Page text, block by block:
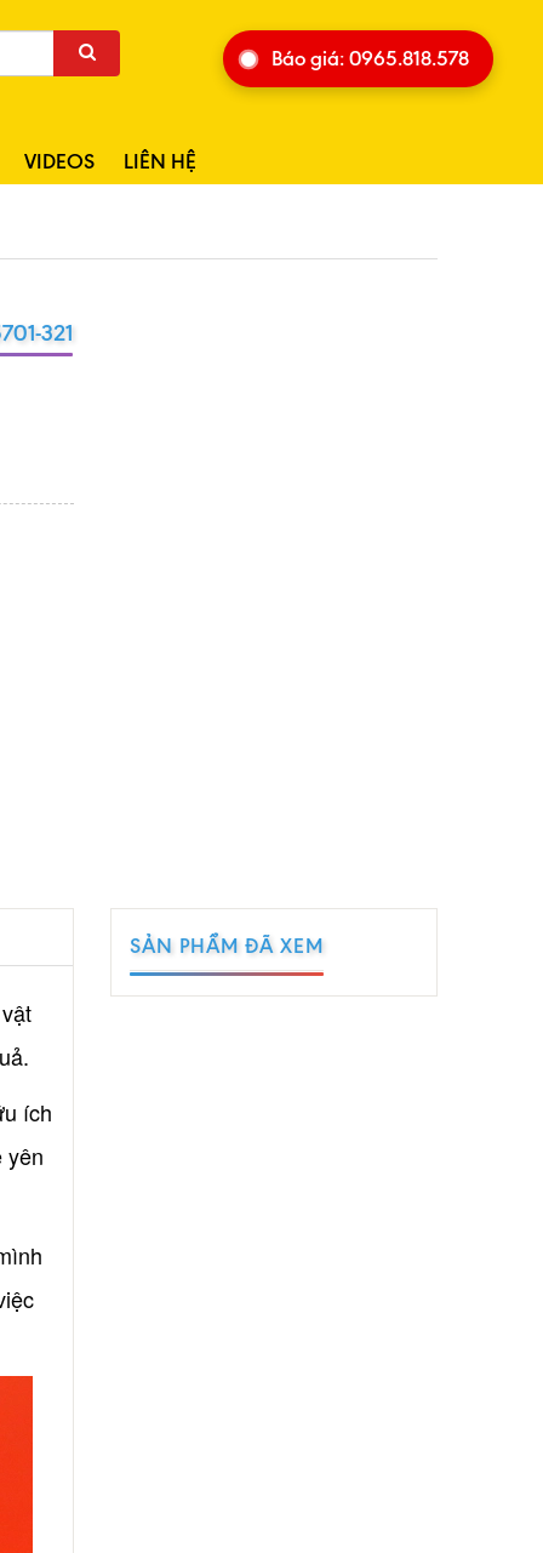
Báo giá: 0965.818.578
VIDEOS LIÊN HỆ
321
ích
yên
SẢN PHẨM ĐÃ XEM